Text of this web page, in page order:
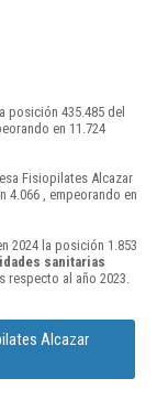
posición 435.485 del
en 11.724
Fisiopilates Alcazar
4.066 , empeorando en
2024 la posición 1.853
sanitarias
respecto al año 2023.
Alcazar